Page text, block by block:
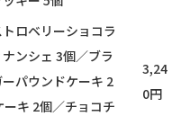
ロベリーショコラ
ンシェ 3個／ブラ
パウンドケーキ 2
キ 2個／チョコチ
3,24
0円